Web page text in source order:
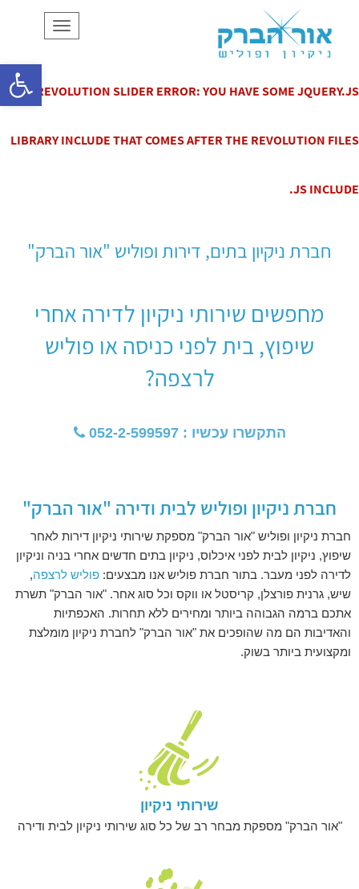
תפריט
REVOLUTION SLIDER ERROR: YOU HAVE SOME JQUERY.JS
LIBRARY INCLUDE THAT COMES AFTER THE REVOLUTION FILES
JS INCLUDE.
1. IN THE SLIDER SETTINGS -> TROUBLESHOOTING SET
2. FIND THE DOUBLE JQUERY.JS INCLUDE AND REMOVE IT.
חברת ניקיון בתים, דירות ופוליש "אור הברק"
מחפשים שירותי ניקיון לדירה אחרי
שיפוץ, בית לפני כניסה או פוליש
לרצפה?
התקשרו עכשיו :052-2-599597
חברת ניקיון ופוליש לבית ודירה "אור הברק"
חברת ניקיון ופוליש "אור הברק" מספקת שירותי ניקיון דירות לאחר
שיפוץ, ניקיון לבית לפני איכלוס, ניקיון בתים חדשים אחרי בניה וניקיון
לדירה לפני מעבר. בתור חברת פוליש אנו מבצעים: פוליש לרצפה,
שיש, גרנית פורצלן, קריסטל או ווקס וכל סוג אחר. "אור הברק" תשרת
אתכם ברמה הגבוהה ביותר ומחירים ללא תחרות. האכפתיות
והאדיבות הם מה שהופכים את "אור הברק" לחברת ניקיון מומלצת
ומקצועית ביותר בשוק.
שירותי ניקיון
"אור הברק" מספקת מבחר רב של כל סוג שירותי ניקיון לבית ודירה
פתח